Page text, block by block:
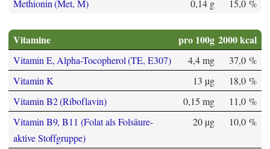
Methionin (Met, M)
0,14 g 15,0 %
Vitamine pro 100g 2000 kcal
Vitamin E, Alpha-Tocopherol (TE, E307) 4,4 mg
37,0 %
Vitamin K
13 µg
18,0 %
Vitamin B2 (Riboflavin)
0,15 mg
11,0 %
Vitamin B9, B11 (Folat als Folsäure-
aktive Stoffgruppe)
20 µg 10,0 %